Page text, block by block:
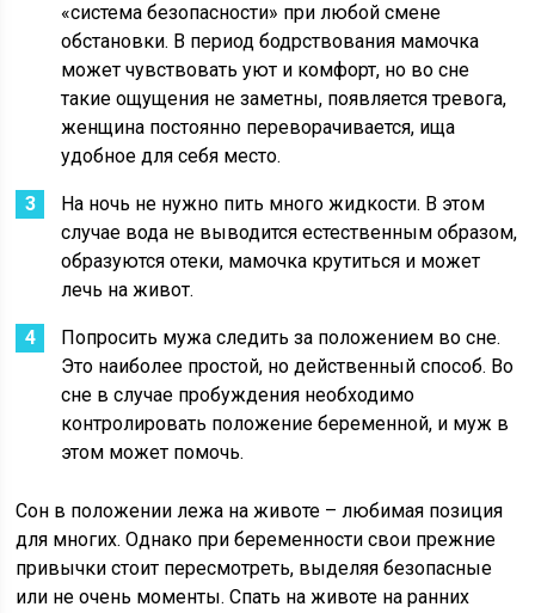
«система безопасности» при любой смене
обстановки. В период бодрствования мамочка
может чувствовать уют и комфорт, но во сне
такие ощущения не заметны, появляется тревога,
женщина постоянно переворачивается, ища
удобное для себя место.
На ночь не нужно пить много жидкости. В этом
случае вода не выводится естественным образом,
образуются отеки, мамочка крутиться и может
лечь на живот.
Попросить мужа следить за положением во сне.
Это наиболее простой, но действенный способ. Во
сне в случае пробуждения необходимо
контролировать положение беременной, и муж в
этом может помочь.
Сон в положении лежа на животе – любимая позиция
для многих. Однако при беременности свои прежние
привычки стоит пересмотреть, выделяя безопасные
или не очень моменты. Спать на животе на ранних